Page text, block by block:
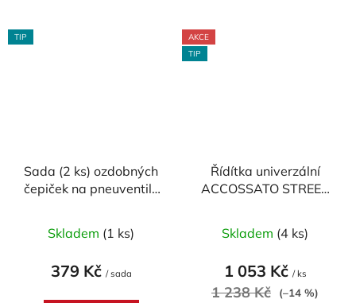
TIP
Sada (2 ks) ozdobných
čepiček na pneuventily
hodnocení
produktu
Skladem (1 ks)
379 Kč / sada
AKCE
TIP
Řídítka univerzální
ACCOSSATO STREET
hodnocení
produktu
je
Skladem (4 ks)
1 053 Kč / ks
1 238 Kč (–14 %)